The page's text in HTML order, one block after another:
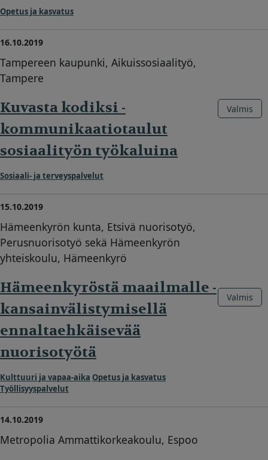
Opetus ja kasvatus
16.10.2019
Tampereen kaupunki, Aikuissosiaalityö,
Tampere
Kuvasta kodiksi -
kommunikaatiotaulut
sosiaalityön työkaluina
Sosiaali- ja terveyspalvelut
Valmis
15.10.2019
Hämeenkyrön kunta, Etsivä nuorisotyö,
Perusnuorisotyö sekä Hämeenkyrön
yhteiskoulu, Hämeenkyrö
Hämeenkyröstä maailmalle -
kansainvälistymisellä
ennaltaehkäisevää
nuorisotyötä
Kulttuuri ja vapaa-aika Opetus ja kasvatus
Työllisyyspalvelut
Valmis
14.10.2019
Metropolia Ammattikorkeakoulu, Espoo